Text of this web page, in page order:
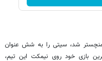
راهی منچستر شد، سیتی را به شش عنوان
بازی خود روی نیمکت این تیم،